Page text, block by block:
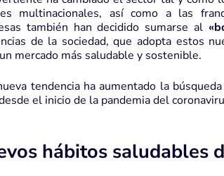
multinacionales, así como a las
también han decidido sumarse al
de la sociedad, que adopta estos
mercado más saludable y sostenible.
tendencia ha aumentado la
el inicio de la pandemia del
hábitos saludables